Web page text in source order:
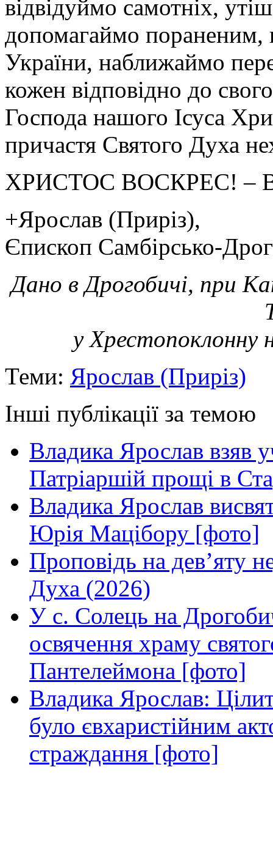
відвідуймо самотніх,
допомагаймо пораненим,
України, наближаймо
кожен відповідно до
Господа нашого Ісуса
причастя Святого Духа
ХРИСТОС ВОСКРЕС! –
+Ярослав (Приріз),
Єпископ Самбірсько-
Дано в Дрогобичі, при
у Хрестопоклонну
Теми: Ярослав (Приріз)
Інші публікації за темою
Владика Ярослав взяв
Патріаршій прощі в
Владика Ярослав
Юрія Мацібору [фото]
Проповідь на дев’яту
Духа (2026)
У с. Солець на
освячення храму
Пантелеймона [фото]
Владика Ярослав:
було євхаристійним
страждання [фото]